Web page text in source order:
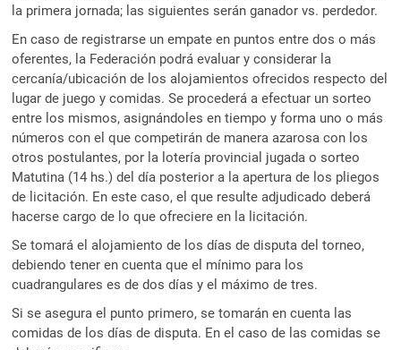
la primera jornada; las siguientes serán ganador vs. perdedor.
En caso de registrarse un empate en puntos entre dos o más
oferentes, la Federación podrá evaluar y considerar la
cercanía/ubicación de los alojamientos ofrecidos respecto del
lugar de juego y comidas. Se procederá a efectuar un sorteo
entre los mismos, asignándoles en tiempo y forma uno o más
números con el que competirán de manera azarosa con los
otros postulantes, por la lotería provincial jugada o sorteo
Matutina (14 hs.) del día posterior a la apertura de los pliegos
de licitación. En este caso, el que resulte adjudicado deberá
hacerse cargo de lo que ofreciere en la licitación.
Se tomará el alojamiento de los días de disputa del torneo,
debiendo tener en cuenta que el mínimo para los
cuadrangulares es de dos días y el máximo de tres.
Si se asegura el punto primero, se tomarán en cuenta las
comidas de los días de disputa. En el caso de las comidas se